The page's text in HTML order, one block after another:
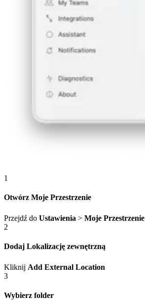
1
Otwórz Moje Przestrzenie
Przejdź do Ustawienia > Moje Przestrzenie
2
Dodaj Lokalizację zewnętrzną
Kliknij Add External Location
3
Wybierz folder